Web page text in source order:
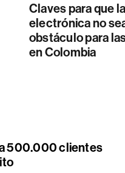
Claves para que
electrónica no
obstáculo para
en Colombia
500.000 clientes